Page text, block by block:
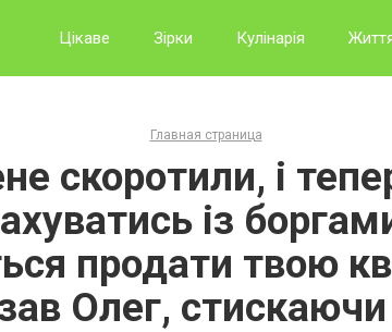
Цікаве Зірки Кулінарія
Главная страница
скоротили, і
із
продати твою
Олег, стискаючи